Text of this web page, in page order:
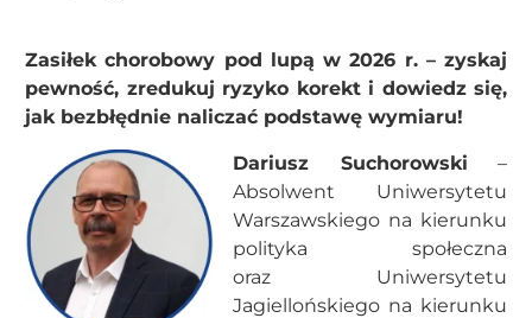
Zasiłek chorobowy pod lupą w 2026 r. – zyskaj
pewność, zredukuj ryzyko korekt i dowiedz się,
jak bezbłędnie naliczać podstawę wymiaru!
Dariusz Suchorowski –
Absolwent Uniwersytetu
Warszawskiego na kierunku
polityka społeczna
oraz Uniwersytetu
Jagiellońskiego na kierunku